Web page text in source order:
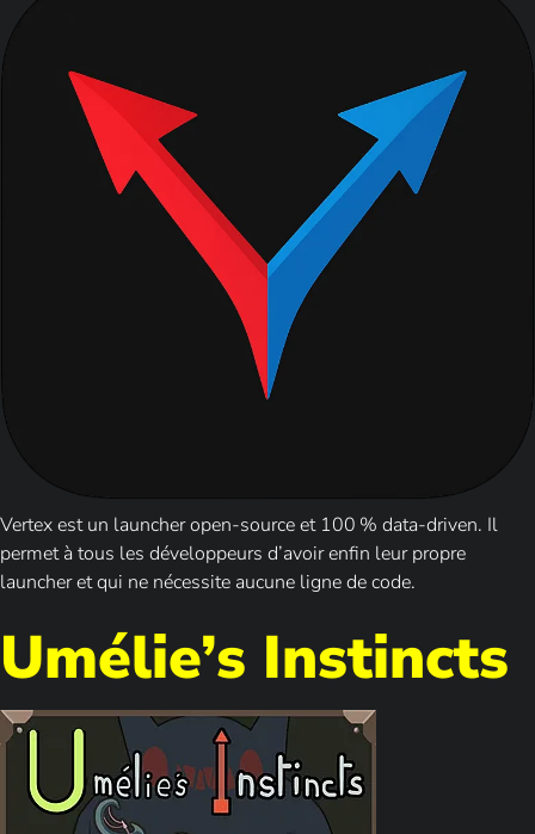
Vertex est un launcher open-source et 100 % data-driven. Il
permet à tous les développeurs d’avoir enfin leur propre
launcher et qui ne nécessite aucune ligne de code.
Umélie’s Instincts